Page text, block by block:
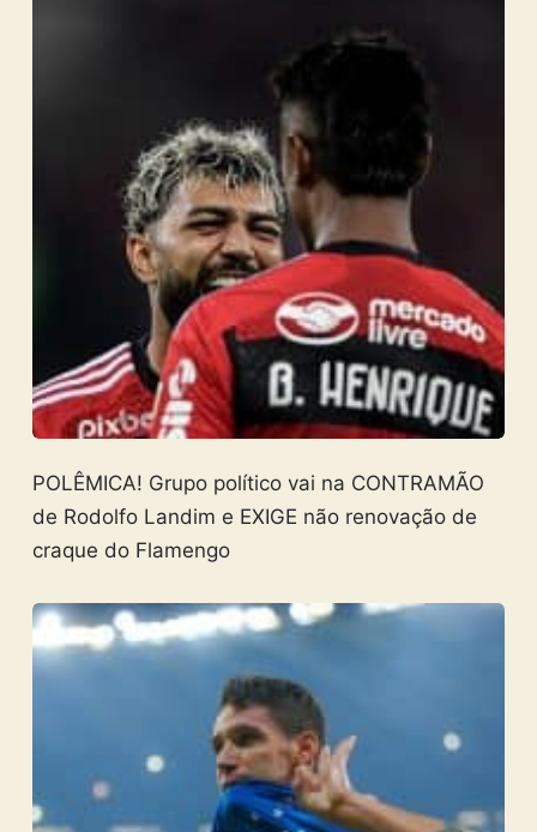
POLÊMICA! Grupo político vai na CONTRAMÃO
de Rodolfo Landim e EXIGE não renovação de
craque do Flamengo